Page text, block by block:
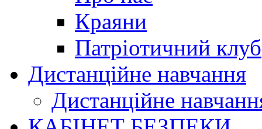
Краяни
Патріотичний клуб
Дистанційне навчання
Дистанційне